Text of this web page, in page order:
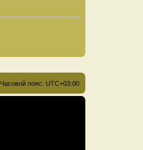
Часовой пояс: UTC+03:00